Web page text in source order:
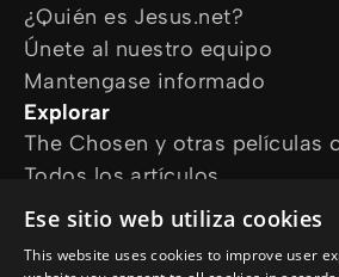
¿Quién es Jesus.net?
Únete al nuestro equipo
Mantengase informado
Explorar
The Chosen y otras películas
Todos los artículos
Cursos online
¿Cómo podemos ayudarte?
Ese sitio web utiliza cookies
This website uses cookies to improve user